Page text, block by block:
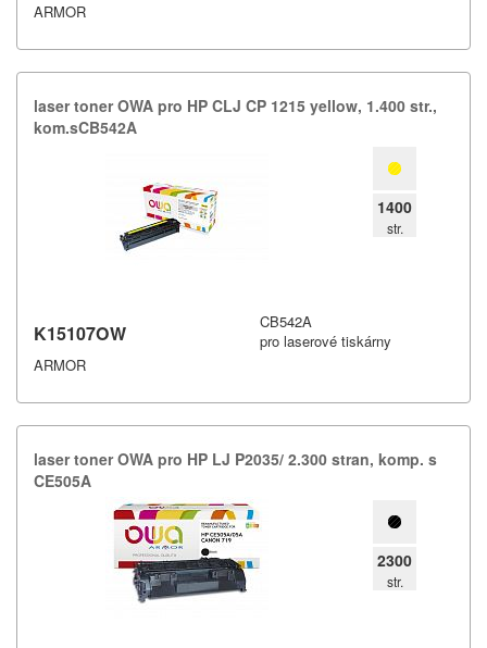
ARMOR
laser toner OWA pro HP CLJ CP 1215 yellow,​ 1.​400 str.​,​
kom.​sCB542A
1400
str.
K15107OW
ARMOR
CB542A
pro laserové tiskárny
laser toner OWA pro HP LJ P2035/​ 2.​300 stran,​ komp.​ s
CE505A
2300
str.